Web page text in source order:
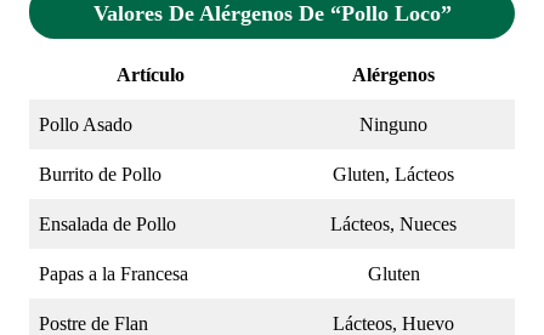
Valores De Alérgenos De “Pollo Loco”
Artículo Alérgenos
Pollo Asado Ninguno
Burrito de Pollo Gluten, Lácteos
Ensalada de Pollo Lácteos, Nueces
Papas a la Francesa Gluten
Postre de Flan Lácteos, Huevo